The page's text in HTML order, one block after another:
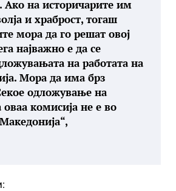
Ако на историчарите им
и храброст, тогаш
мора да го решат овој
најважно е да се
на работата на
Мора да има брз
одложување на
оваа комисија не е во